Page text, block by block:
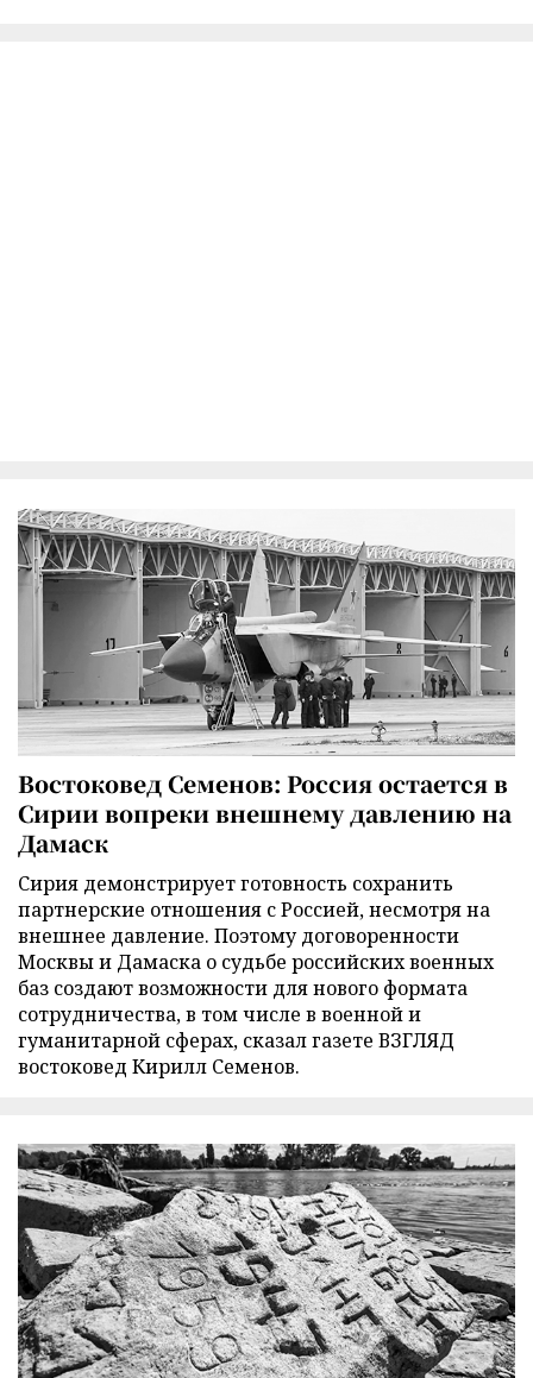
Востоковед Семенов: Россия остается в
Сирии вопреки внешнему давлению на
Дамаск
Сирия демонстрирует готовность сохранить
партнерские отношения с Россией, несмотря на
внешнее давление. Поэтому договоренности
Москвы и Дамаска о судьбе российских военных
баз создают возможности для нового формата
сотрудничества, в том числе в военной и
гуманитарной сферах, сказал газете ВЗГЛЯД
востоковед Кирилл Семенов.